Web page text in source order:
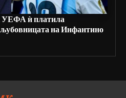
УЕФА ѝ платила
на Инфантино